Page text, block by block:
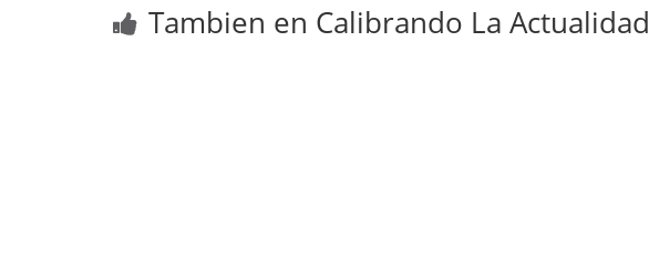
Tambien en Calibrando La Actualidad